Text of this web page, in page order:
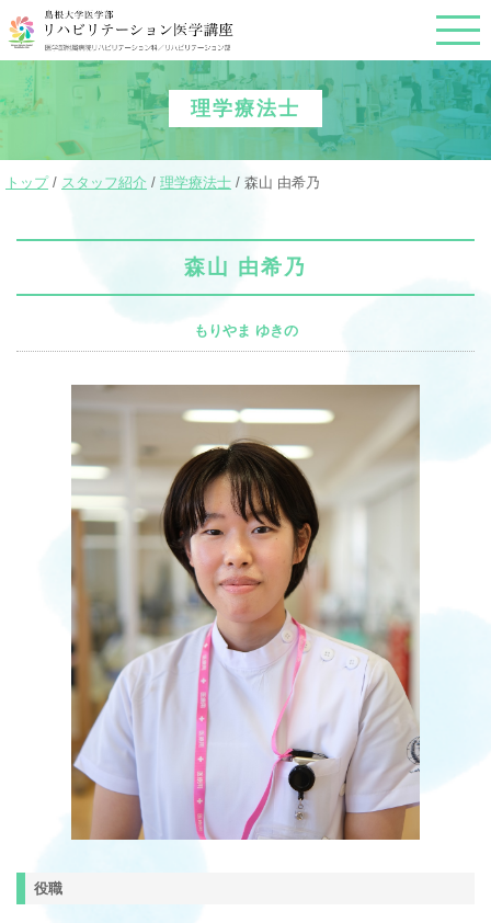
このページの本文へ
理学療法士
現
位
トップ/ スタッフ紹介 / 理学療法士 / 森山 由希乃
森山 由希乃
もりやま ゆきの
役職